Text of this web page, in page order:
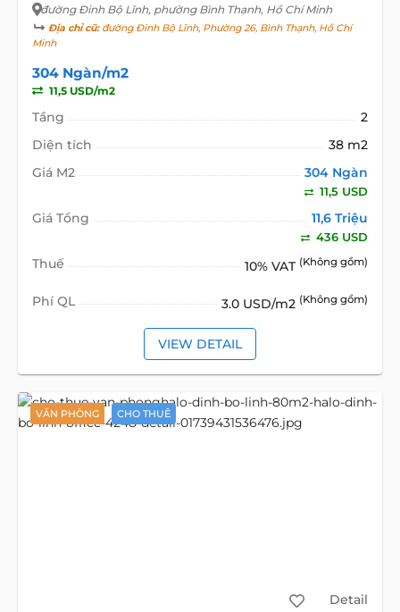
đường Đinh Bộ Lĩnh, phường Bình Thạnh, Hồ Chí Minh
Địa chỉ cũ:đường Đinh Bộ Lĩnh, Phường 26, Bình Thạnh, Hồ Chí
Minh
304 Ngàn/m2
11,5 USD/m2
Tầng
2
Diện tích
38 m2
Giá M2
304 Ngàn
11,5 USD
Giá Tổng 11,6 Triệu
436 USD
Thuế 10% VAT (Không gồm)
Phí QL 3.0 USD/m2 (Không gồm)
VIEW DETAIL
VĂN PHÒNG CHO THUÊ
Detail